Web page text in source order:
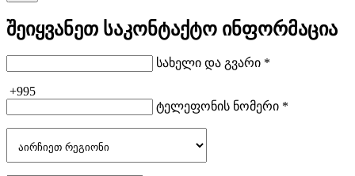
შეიყვანეთ საკონტაქტო ინფორმაცია
სახელი და გვარი *
+995
ტელეფონის ნომერი *